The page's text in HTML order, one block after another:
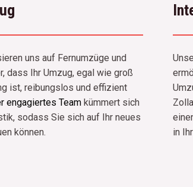
uns auf Fernumzüge und
dass Ihr Umzug, egal wie groß
ist, reibungslos und effizient
engagiertes Teamkümmert sich
sodass Sie sich auf Ihr neues
können.
in